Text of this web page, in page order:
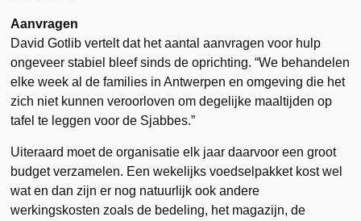
Aanvragen
David Gotlib vertelt dat het aantal aanvragen voor hulp
ongeveer stabiel bleef sinds de oprichting. “We behandelen
elke week al de families in Antwerpen en omgeving die het
zich niet kunnen veroorloven om degelijke maaltijden op
tafel te leggen voor de Sjabbes.”
Uiteraard moet de organisatie elk jaar daarvoor een groot
budget verzamelen. Een wekelijks voedselpakket kost wel
wat en dan zijn er nog natuurlijk ook andere
werkingskosten zoals de bedeling, het magazijn, de